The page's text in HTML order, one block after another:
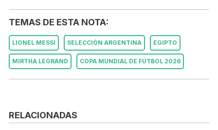
TEMAS DE ESTA NOTA:
LIONEL MESSI SELECCIÓN ARGENTINA EGIPTO
MIRTHA LEGRAND COPA MUNDIAL DE FÚTBOL 2026
RELACIONADAS